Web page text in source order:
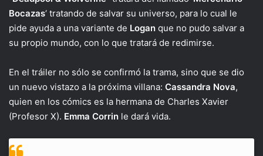
Bocazas‘ tratando de salvar su universo, para lo cual le
pide ayuda a una variante de Logan que no pudo salvar a
su propio mundo, con lo que tratará de redimirse.
En el tráiler no sólo se confirmó la trama, sino que se dio
un nuevo vistazo a la próxima villana: Cassandra Nova,
quien en los cómics es la hermana de Charles Xavier
(Profesor X). Emma Corrin le dará vida.